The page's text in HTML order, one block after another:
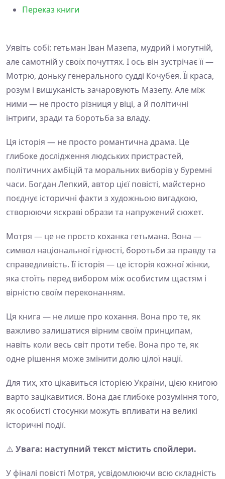
Переказ книги
Уявіть собі: гетьман Іван Мазепа, мудрий і могутній,
але самотній у своїх почуттях. І ось він зустрічає її —
Мотрю, доньку генерального судді Кочубея. Її краса,
розум і вишуканість зачаровують Мазепу. Але між
ними — не просто різниця у віці, а й політичні
інтриги, зради та боротьба за владу.
Ця історія — не просто романтична драма. Це
глибоке дослідження людських пристрастей,
політичних амбіцій та моральних виборів у буремні
часи. Богдан Лепкий, автор цієї повісті, майстерно
поєднує історичні факти з художньою вигадкою,
створюючи яскраві образи та напружений сюжет.
Мотря — це не просто коханка гетьмана. Вона —
символ національної гідності, боротьби за правду та
справедливість. Її історія — це історія кожної жінки,
яка стоїть перед вибором між особистим щастям і
вірністю своїм переконанням.
Ця книга — не лише про кохання. Вона про те, як
важливо залишатися вірним своїм принципам,
навіть коли весь світ проти тебе. Вона про те, як
одне рішення може змінити долю цілої нації.
Для тих, хто цікавиться історією України, цією книгою
варто зацікавитися. Вона дає глибоке розуміння того,
як особисті стосунки можуть впливати на великі
історичні події.
⚠️ Увага: наступний текст містить спойлери.
У фіналі повісті Мотря, усвідомлюючи всю складність